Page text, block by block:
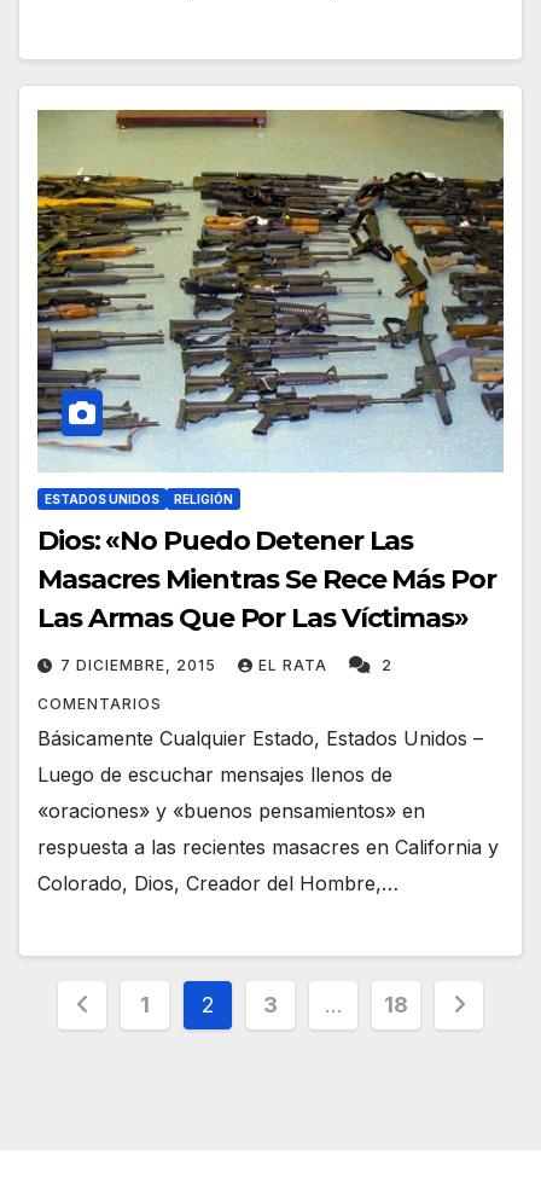
ESTADOS UNIDOS RELIGIÓN
Dios: «No Puedo Detener Las
Masacres Mientras Se Rece Más Por
Las Armas Que Por Las Víctimas»
7 DICIEMBRE, 2015 EL RATA 2
COMENTARIOS
Básicamente Cualquier Estado, Estados Unidos –
Luego de escuchar mensajes llenos de
«oraciones» y «buenos pensamientos» en
respuesta a las recientes masacres en California y
Colorado, Dios, Creador del Hombre,…
Navegación
1 2 3 … 18